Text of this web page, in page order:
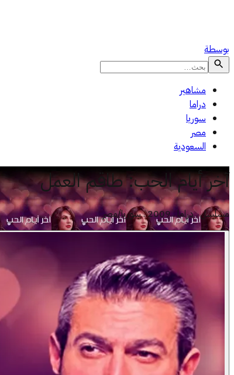
بوسطة
مشاهير
دراما
سوريا
مصر
السعودية
آخر أيام الحب:طاقم العمل
مسلسل . دراما . 2009 . سوريا/مصر